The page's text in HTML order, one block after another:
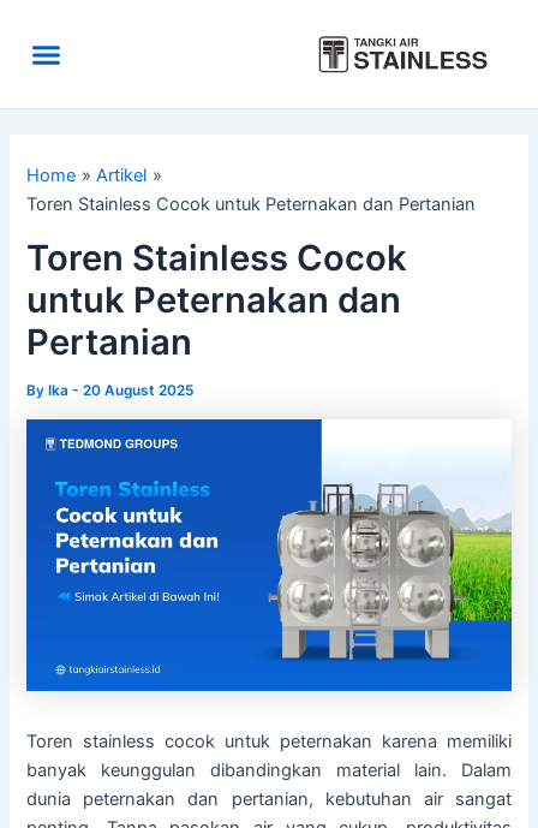
contentMenu
Home
Artikel
Toren Stainless Cocok untuk Peternakan dan Pertanian
Toren Stainless Cocok
untuk Peternakan dan
Pertanian
ByIka-20 August 2025
Toren stainless cocok untuk peternakan karena memiliki
banyak keunggulan dibandingkan material lain. Dalam
dunia peternakan dan pertanian, kebutuhan air sangat